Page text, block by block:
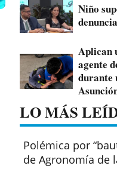
Niño
Aplican
agente
durante
LO MÁS
Polémica por
de Agronomía de